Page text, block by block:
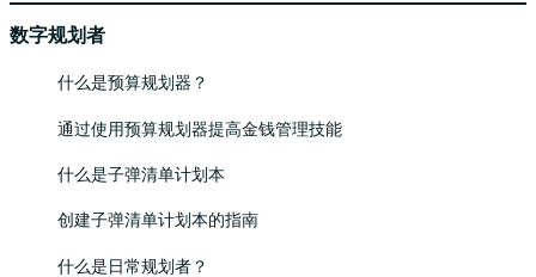
数字规划者
什么是预算规划器？
通过使用预算规划器提高金钱管理技能
什么是子弹清单计划本
创建子弹清单计划本的指南
什么是日常规划者？